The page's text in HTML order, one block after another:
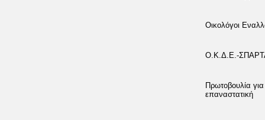
Οικολόγοι
Ο.Κ.Δ.Ε.-
Πρωτοβουλία
επαναστατική